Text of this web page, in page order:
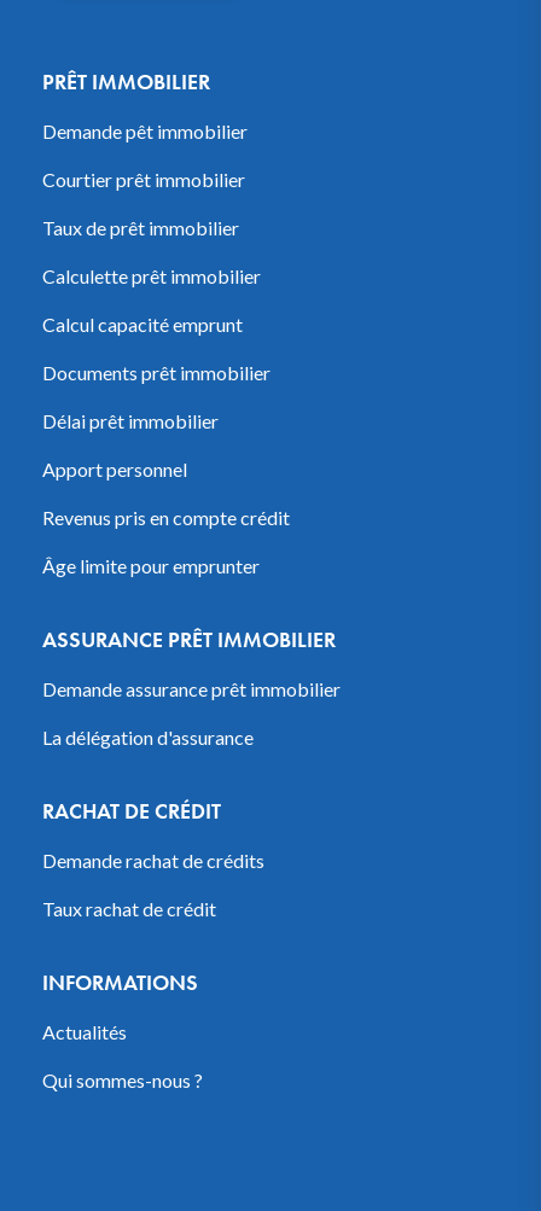
PRÊT IMMOBILIER
Demande pêt immobilier
Courtier prêt immobilier
Taux de prêt immobilier
Calculette prêt immobilier
Calcul capacité emprunt
Documents prêt immobilier
Délai prêt immobilier
Apport personnel
Revenus pris en compte crédit
Âge limite pour emprunter
ASSURANCE PRÊT IMMOBILIER
Demande assurance prêt immobilier
La délégation d'assurance
RACHAT DE CRÉDIT
Demande rachat de crédits
Taux rachat de crédit
INFORMATIONS
Actualités
Qui sommes-nous ?